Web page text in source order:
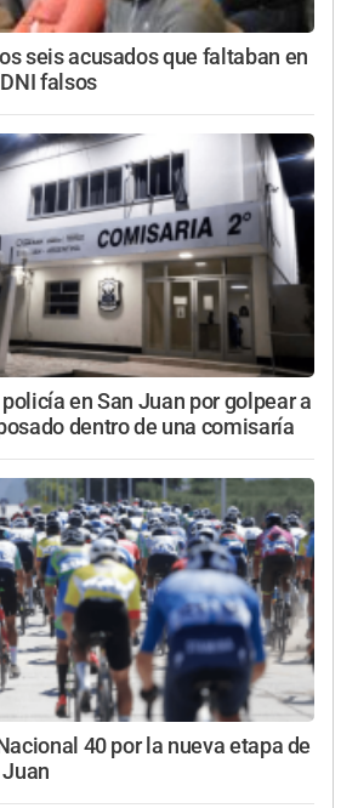
seis acusados que faltaban en
falsos
en San Juan por golpear a
dentro de una comisaría
40 por la nueva etapa de
Juan